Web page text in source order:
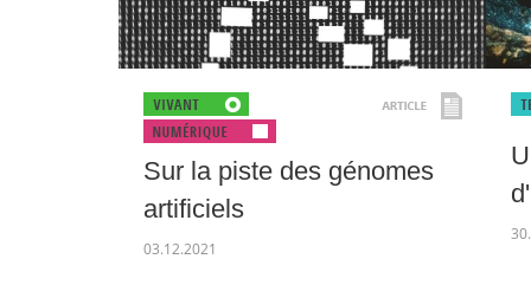
Sur la piste des génomes
artificiels
03.12.2021